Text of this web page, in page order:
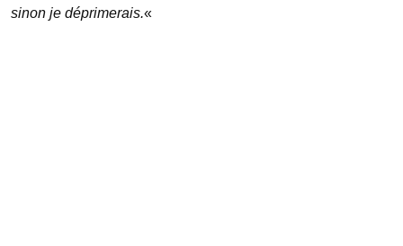
sinon je déprimerais.«